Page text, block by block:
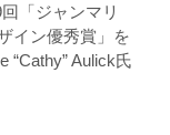
「ジャンマリ
イン優秀賞」を
“Cathy” Aulick氏